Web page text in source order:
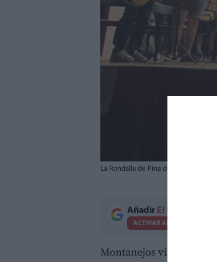
La Rondalla de Pina de Montalgrao,
Añadir El Periodico
ACTIVAR AHORA
Montanejos vivió una